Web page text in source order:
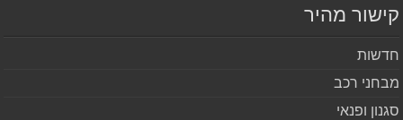
מהיר
רכב
ופנאי